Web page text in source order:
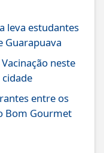
leva estudantes
Guarapuava
neste
entre os
Bom Gourmet